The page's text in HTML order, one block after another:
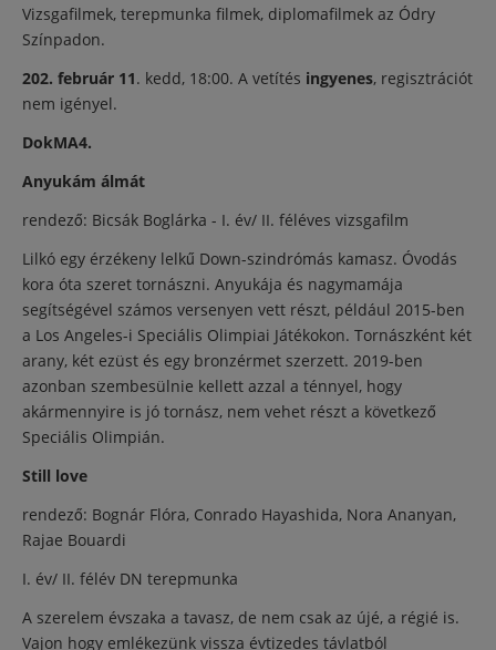
Vizsgafilmek, terepmunka filmek, diplomafilmek az Ódry
Színpadon.
202. február 11. kedd, 18:00. A vetítés ingyenes, regisztrációt
nem igényel.
DokMA4.
Anyukám álmát
rendező: Bicsák Boglárka - I. év/ II. féléves vizsgafilm
Lilkó egy érzékeny lelkű Down-szindrómás kamasz. Óvodás
kora óta szeret tornászni. Anyukája és nagymamája
segítségével számos versenyen vett részt, például 2015-ben
a Los Angeles-i Speciális Olimpiai Játékokon. Tornászként két
arany, két ezüst és egy bronzérmet szerzett. 2019-ben
azonban szembesülnie kellett azzal a ténnyel, hogy
akármennyire is jó tornász, nem vehet részt a következő
Speciális Olimpián.
Still love
rendező: Bognár Flóra, Conrado Hayashida, Nora Ananyan,
Rajae Bouardi
I. év/ II. félév DN terepmunka
A szerelem évszaka a tavasz, de nem csak az újé, a régié is.
Vajon hogy emlékezünk vissza évtizedes távlatból